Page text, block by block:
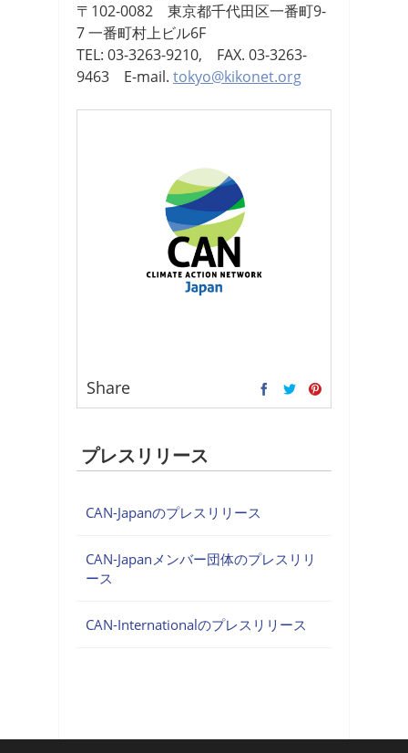
〒102-0082 東京都千代田区一番町9-
7 一番町村上ビル6F
TEL: 03-3263-9210, FAX. 03-3263-
9463 E-mail. tokyo@kikonet.org
Share
プレスリリース
CAN-Japanのプレスリリース
CAN-Japanメンバー団体のプレスリリ
ース
CAN-Internationalのプレスリリース